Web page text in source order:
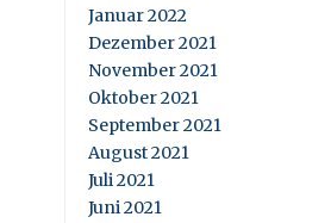
Januar 2022
Dezember 2021
November 2021
Oktober 2021
September 2021
August 2021
Juli 2021
Juni 2021